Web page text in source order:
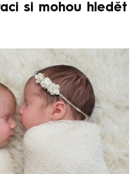
si mohou hledět